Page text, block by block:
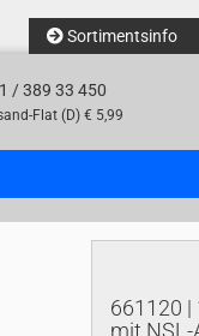
Sortimentsinfo
/ 389 33 450
Flat (D) € 5,99
661120 |
mit NSL-